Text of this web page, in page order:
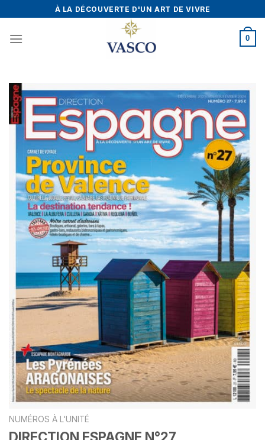
to
content
À LA DÉCOUVERTE D'UN ART DE VIVRE
0
NUMÉROS À L'UNITÉ
DIRECTION ESPAGNE N°27